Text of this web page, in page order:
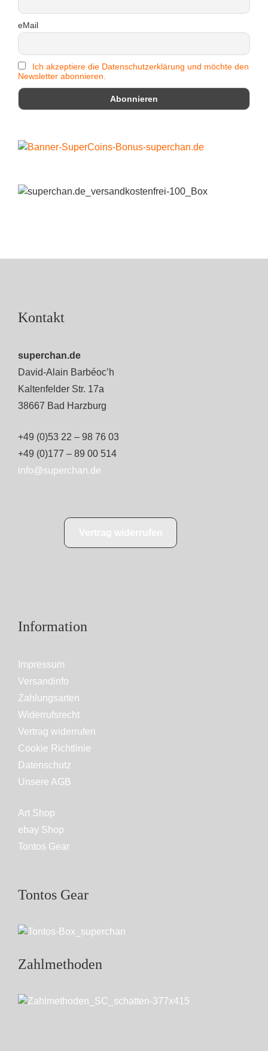
eMail
Ich akzeptiere die Datenschutzerklärung und möchte den
Newsletter abonnieren.
Kontakt
superchan.de
David-Alain Barbéoc’h
Kaltenfelder Str. 17a
38667 Bad Harzburg
+49 (0)53 22 – 98 76 03
+49 (0)177 – 89 00 514
info@superchan.de
Information
Impressum
Versandinfo
Zahlungsarten
Widerrufsrecht
Vertrag widerrufen
Cookie Richtlinie
Datenschutz
Unsere AGB
Art Shop
ebay Shop
Tontos Gear
Tontos Gear
Zahlmethoden